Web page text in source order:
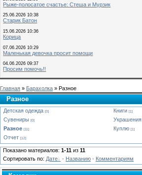
Рыже-полосатое счастье: Стеша и Мурзик
25.06.2026 10:38
Старик Батон
15.06.2026 10:36
Корица
07.06.2026 10:29
Маленькая девочка просит помощи
04.06.2026 09:37
Просим помочь!!
Главная » Барахолка » Разное
Разное
Детская одежда [0] Книги [1]
Сувениры [0] Украшения
Разное [11] Куплю [1]
Отчет [12]
Показано материалов: 1-11 из 11
Сортировать по: Дате · Названию · Комментариям